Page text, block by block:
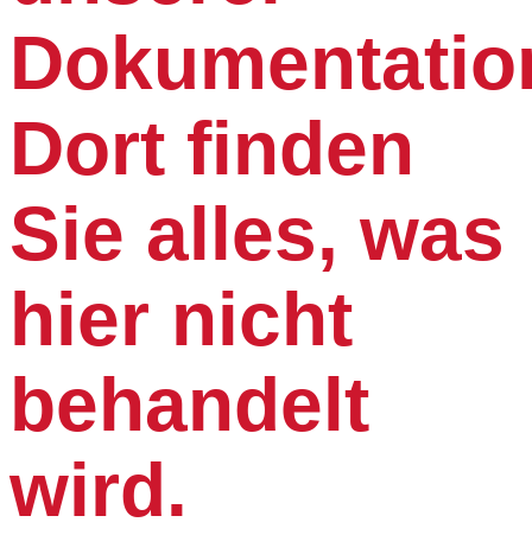
Dort finden
Sie alles, was
hier nicht
behandelt
wird.